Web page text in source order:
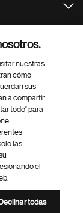
nuestras
cómo
sus
a compartir
todo" para
las
el
todas